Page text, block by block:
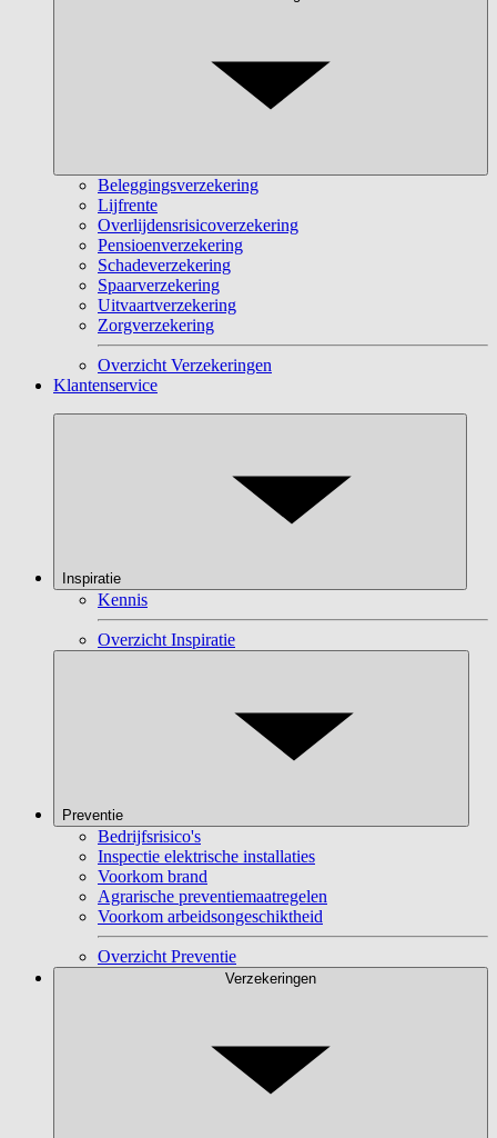
Beleggingsverzekering
Lijfrente
Overlijdensrisicoverzekering
Pensioenverzekering
Schadeverzekering
Spaarverzekering
Uitvaartverzekering
Zorgverzekering
Overzicht Verzekeringen
Klantenservice
Inspiratie
Kennis
Overzicht Inspiratie
Preventie
Bedrijfsrisico's
Inspectie elektrische installaties
Voorkom brand
Agrarische preventiemaatregelen
Voorkom arbeidsongeschiktheid
Overzicht Preventie
Verzekeringen